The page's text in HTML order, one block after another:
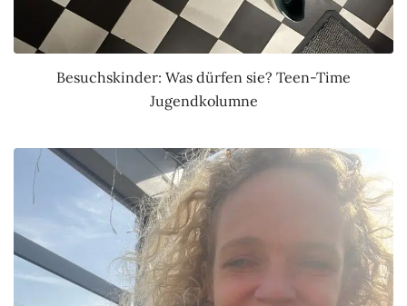
Besuchskinder: Was dürfen sie? Teen-Time
Jugendkolumne